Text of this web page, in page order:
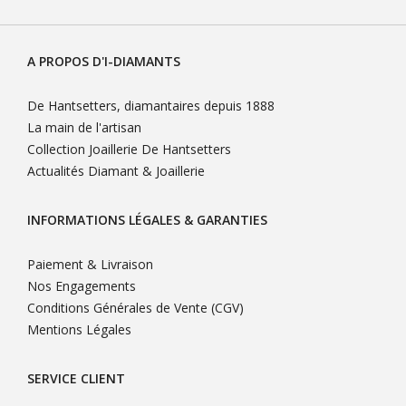
A PROPOS D'I-DIAMANTS
De Hantsetters, diamantaires depuis 1888
La main de l'artisan
Collection Joaillerie De Hantsetters
Actualités Diamant & Joaillerie
INFORMATIONS LÉGALES & GARANTIES
Paiement & Livraison
Nos Engagements
Conditions Générales de Vente (CGV)
Mentions Légales
SERVICE CLIENT